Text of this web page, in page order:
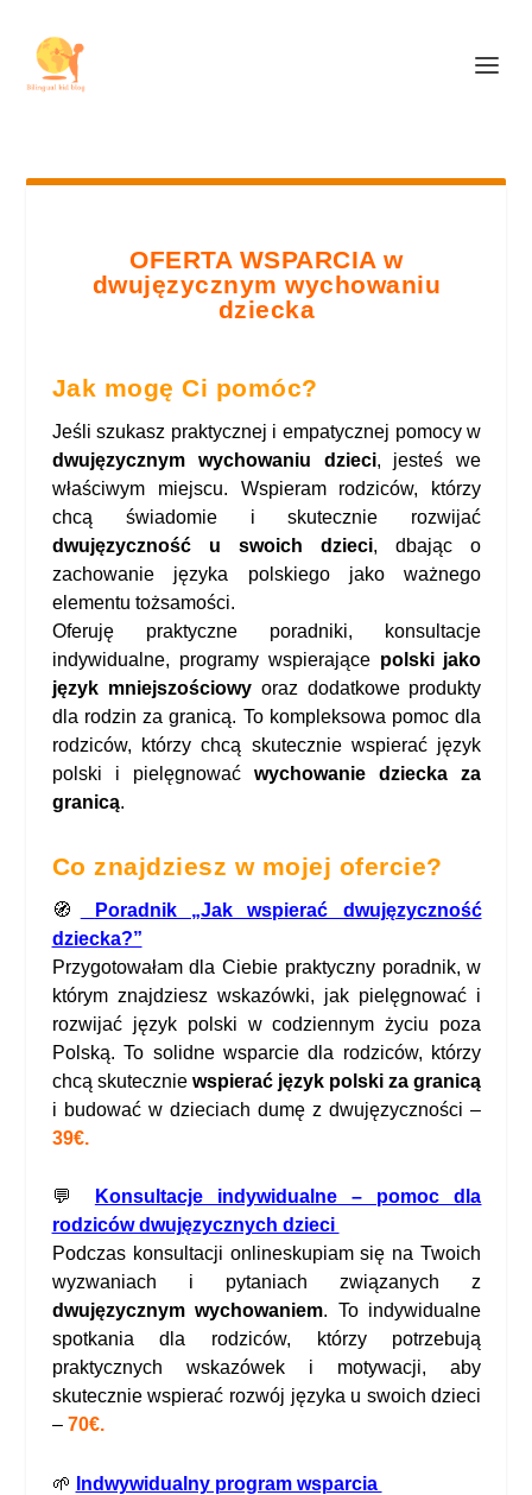
OFERTA WSPARCIA w
dwujęzycznym wychowaniu
dziecka
Jak mogę Ci pomóc?
Jeśli szukasz praktycznej i empatycznej pomocy w
dwujęzycznym wychowaniu dzieci, jesteś we
właściwym miejscu. Wspieram rodziców, którzy
chcą świadomie i skutecznie rozwijać
dwujęzyczność u swoich dzieci, dbając o
zachowanie języka polskiego jako ważnego
elementu tożsamości.
Oferuję praktyczne poradniki, konsultacje
indywidualne, programy wspierające polski jako
język mniejszościowyoraz dodatkowe produkty
dla rodzin za granicą. To kompleksowa pomoc dla
rodziców, którzy chcą skutecznie wspierać język
polski i pielęgnowaćwychowanie dziecka za
granicą.
Co znajdziesz w mojej ofercie?
🧭
Poradnik „Jak wspierać dwujęzyczność
dziecka?”
Przygotowałam dla Ciebie praktyczny poradnik, w
którym znajdziesz wskazówki, jak pielęgnować i
rozwijać język polski w codziennym życiu poza
Polską. To solidne wsparcie dla rodziców, którzy
chcą skutecznie wspierać język polski za granicą
i budować w dzieciach dumę z dwujęzyczności –
39€.
💬
Konsultacje indywidualne – pomoc dla
rodziców dwujęzycznych dzieci
Podczas konsultacji onlineskupiam się na Twoich
wyzwaniach i pytaniach związanych z
dwujęzycznym wychowaniem. To indywidualne
spotkania dla rodziców, którzy potrzebują
praktycznych wskazówek i motywacji, aby
skutecznie wspierać rozwój języka u swoich dzieci
– 70€.
🌱
Indwywidualny program wsparcia